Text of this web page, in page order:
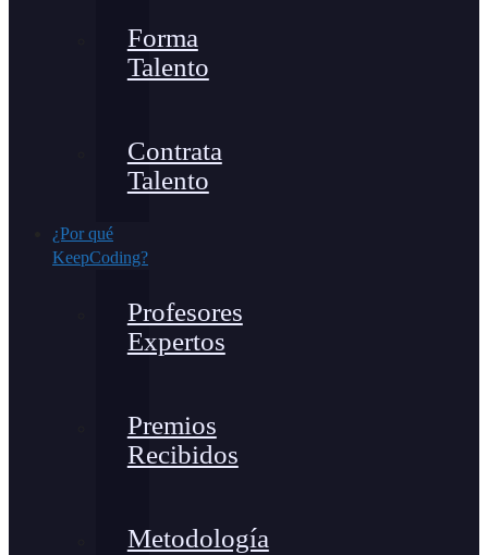
Forma
Talento
Contrata
Talento
¿Por qué
KeepCoding?
Profesores
Expertos
Premios
Recibidos
Metodología